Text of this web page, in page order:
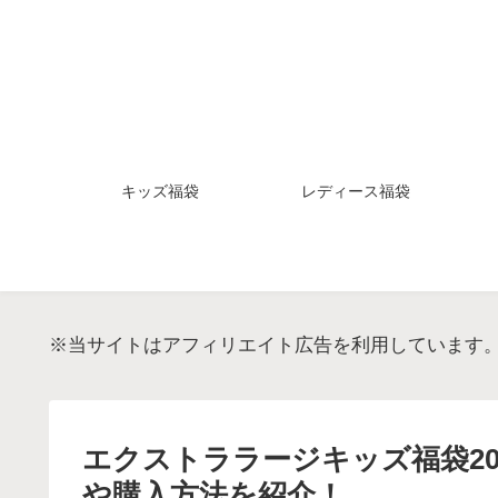
キッズ福袋 レディース福袋
※当サイトはアフィリエイト広告を利用しています
エクストララージキッズ福袋